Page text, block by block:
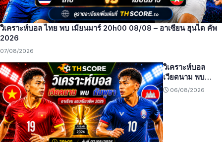
วิเคราะห์บอล ไทย พบ เมียนมาร์ 20h00 08/08 – อาเซียน ฮุนได คัพ
2026
07/08/2026
วิเคราะห์บอล
เวียดนาม พบ
กัมพูชา 20h00
06/08/2026